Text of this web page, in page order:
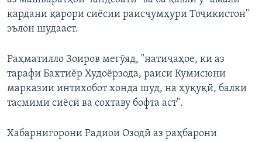
кардани қарори сиёсии раисҷумҳури Тоҷикистон"
эълон шудааст.
Раҳматилло Зоиров мегӯяд, "натиҷаҳое, ки аз
тарафи Бахтиёр Худоёрзода, раиси Кумисюни
марказии интихобот хонда шуд, на ҳуқуқӣ, балки
тасмими сиёсӣ ва сохтаву бофта аст".
Хабарнигорони Радиои Озодӣ аз раҳбарони